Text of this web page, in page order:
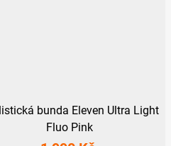
bunda Eleven Ultra Light
Fluo Pink